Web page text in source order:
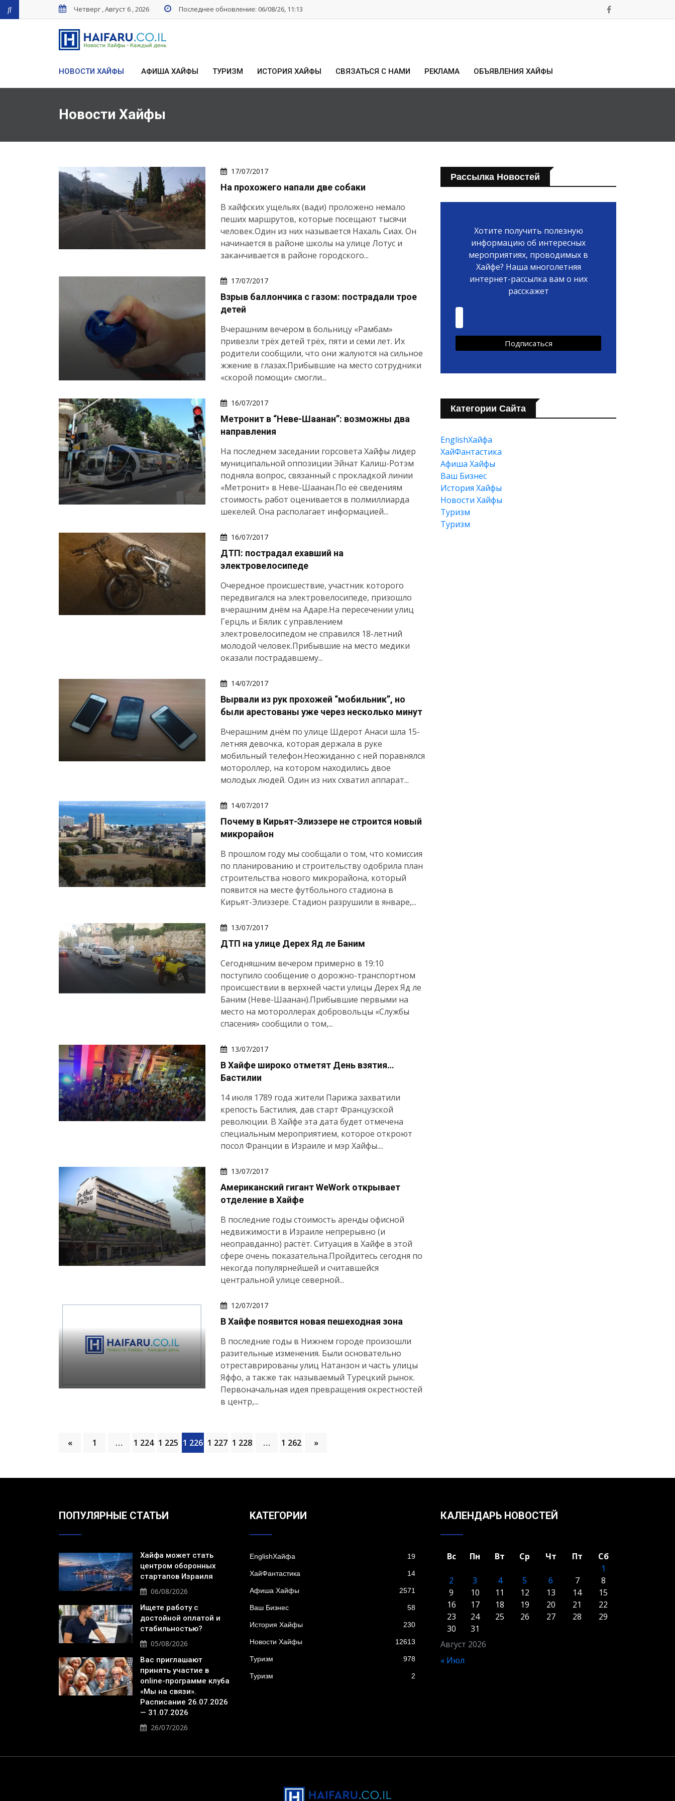
Четверг , Август 6 , 2026 Последнее обновление: 06/08/26, 11:13
НОВОСТИ ХАЙФЫ АФИША ХАЙФЫ ТУРИЗМ ИСТОРИЯ ХАЙФЫ СВЯЗАТЬСЯ С НАМИ РЕКЛАМА ОБЪЯВЛЕНИЯ ХАЙФЫ
Новости Хайфы
17/07/2017
На прохожего напали две собаки
В хайфских ущельях (вади) проложено немало
пеших маршрутов, которые посещают тысячи
человек.Один из них называется Нахаль Сиах. Он
начинается в районе школы на улице Лотус и
заканчивается в районе городского...
17/07/2017
Взрыв баллончика с газом: пострадали трое
детей
Вчерашним вечером в больницу «Рамбам»
привезли трёх детей трёх, пяти и семи лет. Их
родители сообщили, что они жалуются на сильное
жжение в глазах.Прибывшие на место сотрудники
«скорой помощи» смогли...
16/07/2017
Метронит в “Неве-Шаанан”: возможны два
направления
На последнем заседании горсовета Хайфы лидер
муниципальной оппозиции Эйнат Калиш-Ротэм
подняла вопрос, связанный с прокладкой линии
«Метронит» в Неве-Шаанан.По её сведениям
стоимость работ оценивается в полмиллиарда
шекелей. Она располагает информацией...
16/07/2017
ДТП: пострадал ехавший на
электровелосипеде
Очередное происшествие, участник которого
передвигался на электровелосипеде, призошло
вчерашним днём на Адаре.На пересечении улиц
Герцль и Бялик с управлением
электровелосипедом не справился 18-летний
молодой человек.Прибывшие на место медики
оказали пострадавшему...
14/07/2017
Вырвали из рук прохожей “мобильник”, но
были арестованы уже через несколько минут
Вчерашним днём по улице Шдерот Анаси шла 15-
летняя девочка, которая держала в руке
мобильный телефон.Неожиданно с ней поравнялся
мотороллер, на котором находились двое
молодых людей. Один из них схватил аппарат...
14/07/2017
Почему в Кирьят-Элиэзере не строится новый
микрорайон
В прошлом году мы сообщали о том, что комиссия
по планированию и строительству одобрила план
строительства нового микрорайона, который
появится на месте футбольного стадиона в
Кирьят-Элиэзере. Стадион разрушили в январе,...
13/07/2017
ДТП на улице Дерех Яд ле Баним
Сегодняшним вечером примерно в 19:10
поступило сообщение о дорожно-транспортном
происшествии в верхней части улицы Дерех Яд ле
Баним (Неве-Шаанан).Прибывшие первыми на
место на мотороллерах добровольцы «Службы
спасения» сообщили о том,...
13/07/2017
В Хайфе широко отметят День взятия…
Бастилии
14 июля 1789 года жители Парижа захватили
крепость Бастилия, дав старт Французской
революции. В Хайфе эта дата будет отмечена
специальным мероприятием, которое откроют
посол Франции в Израиле и мэр Хайфы....
13/07/2017
Американский гигант WeWork открывает
отделение в Хайфе
В последние годы стоимость аренды офисной
недвижимости в Израиле непрерывно (и
неоправданно) растёт. Ситуация в Хайфе в этой
сфере очень показательна.Пройдитесь сегодня по
некогда популярнейшей и считавшейся
центральной улице северной...
12/07/2017
В Хайфе появится новая пешеходная зона
В последние годы в Нижнем городе произошли
разительные изменения. Были основательно
отреставрированы улиц Натанзон и часть улицы
Яффо, а также так называемый Турецкий рынок.
Первоначальная идея превращения окрестностей
в центр,...
« 1 … 1 224 1 225 1 226 1 227 1 228 … 1 262 »
Рассылка Новостей
Хотите получить полезную
информацию об интересных
мероприятиях, проводимых в
Хайфе? Наша многолетняя
интернет-рассылка вам о них
расскажет
Категории Сайта
EnglishХайфа
XайФантастика
Афиша Хайфы
Ваш Бизнес
История Хайфы
Новости Хайфы
Туризм
Туризм
ПОПУЛЯРНЫЕ СТАТЬИ
Хайфа может стать
центром оборонных
стартапов Израиля
06/08/2026
Ищете работу с
достойной оплатой и
стабильностью?
05/08/2026
Вас приглашают
принять участие в
online-программе клуба
«Мы на связи».
Расписание 26.07.2026
— 31.07.2026
26/07/2026
KАТЕГОРИИ
EnglishХайфа 19
XайФантастика 14
Афиша Хайфы 2571
Ваш Бизнес 58
История Хайфы 230
Новости Хайфы 12613
Туризм 978
Туризм 2
КАЛЕНДАРЬ НОВОСТЕЙ
Август 2026
Вс Пн Вт Ср Чт Пт
Сб
1
2
3 4 5 6 7
8
9
10 11 12 13 14
15
16
17 18 19 20 21
22
23
24 25 26 27 28
29
30
31
« Июл